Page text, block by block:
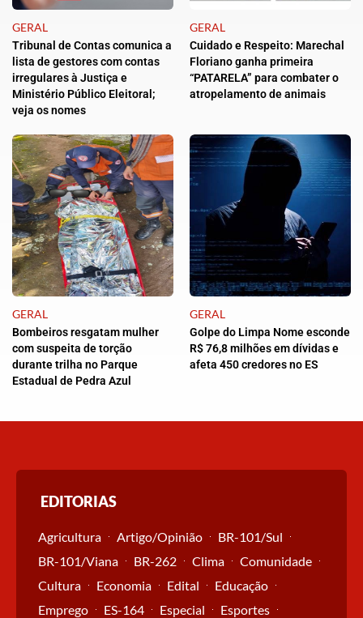
GERAL
Tribunal de Contas comunica a
lista de gestores com contas
irregulares à Justiça e
Ministério Público Eleitoral;
veja os nomes
GERAL
Cuidado e Respeito: Marechal
Floriano ganha primeira
“PATARELA” para combater o
atropelamento de animais
GERAL
Bombeiros resgatam mulher
com suspeita de torção
durante trilha no Parque
Estadual de Pedra Azul
GERAL
Golpe do Limpa Nome esconde
R$ 76,8 milhões em dívidas e
afeta 450 credores no ES
EDITORIAS
Agricultura Artigo/Opinião
BR-101/Sul
BR-101/Viana
BR-262 Clima
Comunidade
Cultura
Economia Edital
Educação
Emprego
ES-164 Especial
Esportes